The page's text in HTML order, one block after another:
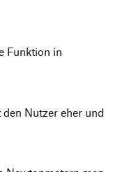
Funktion in
Nutzer eher und